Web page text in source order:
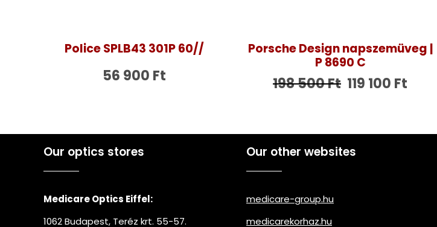
Police SPLB43 301P 60//
56 900 Ft
Porsche Design napszemüveg |
P 8690 C
198 500Ft 119 100 Ft
Our optics stores
Medicare Optics Eiffel:
1062 Budapest, Teréz krt. 55-57.
Our other websites
medicare-group.hu
medicarekorhaz.hu